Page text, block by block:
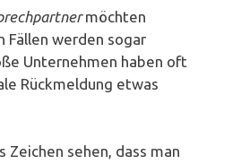
möchten
Fällen werden sogar
Unternehmen haben oft
Rückmeldung etwas
sehen, dass man